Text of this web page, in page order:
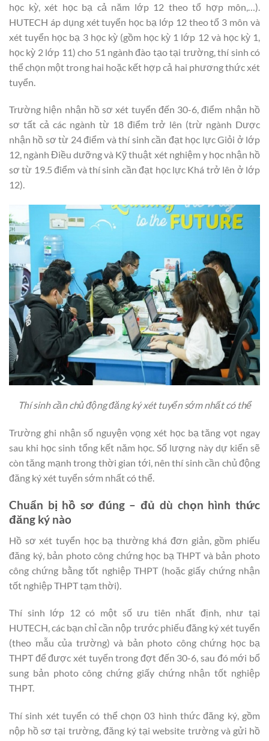
học kỳ, xét học bạ cả năm lớp 12 theo tổ hợp môn,…).
HUTECH áp dụng xét tuyển học bạ lớp 12 theo tổ 3 môn và
xét tuyển học bạ 3 học kỳ (gồm học kỳ 1 lớp 12 và học kỳ 1,
học kỳ 2 lớp 11) cho 51 ngành đào tạo tại trường, thí sinh có
thể chọn một trong hai hoặc kết hợp cả hai phương thức xét
tuyển.
Trường hiện nhận hồ sơ xét tuyển đến 30-6, điểm nhận hồ
sơ tất cả các ngành từ 18 điểm trở lên (trừ ngành Dược
nhận hồ sơ từ 24 điểm và thí sinh cần đạt học lực Giỏi ở lớp
12, ngành Điều dưỡng và Kỹ thuật xét nghiệm y học nhận hồ
sơ từ 19.5 điểm và thí sinh cần đạt học lực Khá trở lên ở lớp
12).
Thí sinh cần chủ động đăng ký xét tuyển sớm nhất có thể
Trường ghi nhận số nguyện vọng xét học bạ tăng vọt ngay
sau khi học sinh tổng kết năm học. Số lượng này dự kiến sẽ
còn tăng mạnh trong thời gian tới, nên thí sinh cần chủ động
đăng ký xét tuyển sớm nhất có thể.
Chuẩn bị hồ sơ đúng – đủ dù chọn hình thức
đăng ký nào
Hồ sơ xét tuyển học bạ thường khá đơn giản, gồm phiếu
đăng ký, bản photo công chứng học bạ THPT và bản photo
công chứng bằng tốt nghiệp THPT (hoặc giấy chứng nhận
tốt nghiệp THPT tạm thời).
Thí sinh lớp 12 có một số ưu tiên nhất định, như tại
HUTECH, các bạn chỉ cần nộp trước phiếu đăng ký xét tuyển
(theo mẫu của trường) và bản photo công chứng học bạ
THPT để được xét tuyển trong đợt đến 30-6, sau đó mới bổ
sung bản photo công chứng giấy chứng nhận tốt nghiệp
THPT.
Thí sinh xét tuyển có thể chọn 03 hình thức đăng ký, gồm
nộp hồ sơ tại trường, đăng ký tại website trường và gửi hồ